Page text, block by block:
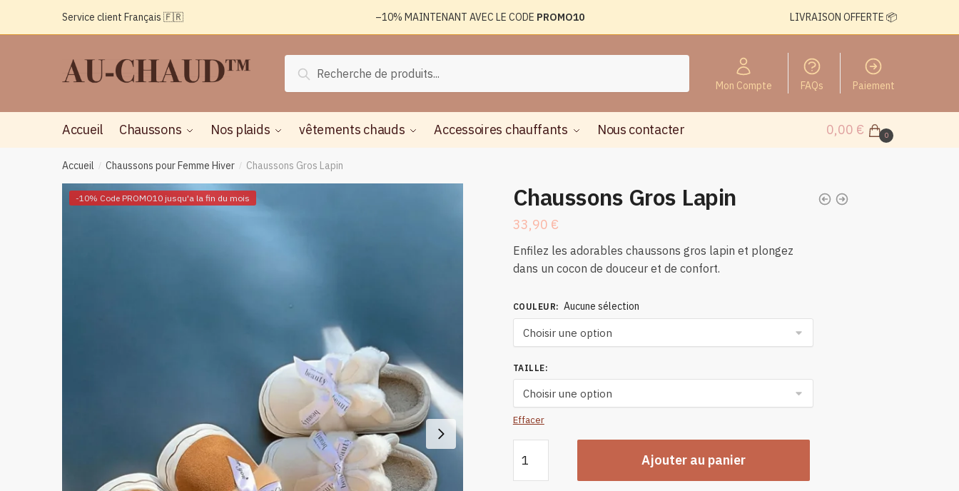
Service client Français 🇫🇷 –10% MAINTENANT AVEC LE CODE PROMO10 LIVRAISON OFFERTE 📦
pour :
Recherche
Mon Compte FAQs Paiement
Accueil Chaussons Nos plaids vêtements chauds Accessoires chauffants Nous contacter 0,00 € 0
Accueil / Chaussons pour Femme Hiver / Chaussons Gros Lapin
-10% Code PROMO10 jusqu'a la fin du mois Chaussons Gros Lapin
33,90 €
Enfilez les adorables chaussons gros lapin et plongez
dans un cocon de douceur et de confort.
COULEUR: Aucune sélection
TAILLE:
Effacer
de
Chaussons
Ajouter au panier